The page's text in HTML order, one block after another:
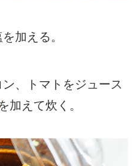
加える。
、トマトをジュース
加えて炊く。